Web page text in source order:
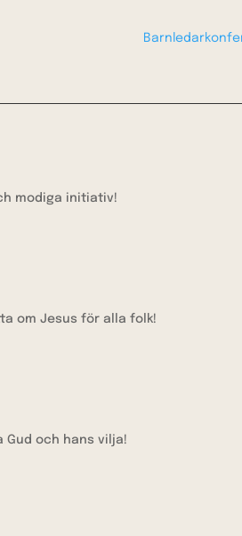
modiga initiativ!
om Jesus för alla folk!
Gud och hans vilja!